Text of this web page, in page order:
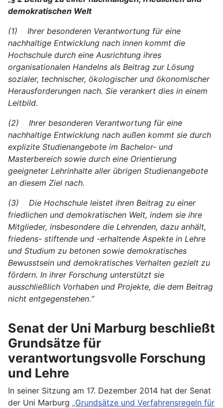
demokratischen Welt
(1) Ihrer besonderen Verantwortung für eine
nachhaltige Entwicklung nach innen kommt die
Hochschule durch eine Ausrichtung ihres
organisationalen Handelns als Beitrag zur Lösung
sozialer, technischer, ökologischer und ökonomischer
Herausforderungen nach. Sie verankert dies in einem
Leitbild.
(2) Ihrer besonderen Verantwortung für eine
nachhaltige Entwicklung nach außen kommt sie durch
explizite Studienangebote im Bachelor- und
Masterbereich sowie durch eine Orientierung
geeigneter Lehrinhalte aller übrigen Studienangebote
an diesem Ziel nach.
(3) Die Hochschule leistet ihren Beitrag zu einer
friedlichen und demokratischen Welt, indem sie ihre
Mitglieder, insbesondere die Lehrenden, dazu anhält,
friedens- stiftende und -erhaltende Aspekte in Lehre
und Studium zu betonen sowie demokratisches
Bewusstsein und demokratisches Verhalten gezielt zu
fördern. In ihrer Forschung unterstützt sie
ausschließlich Vorhaben und Projekte, die dem Beitrag
nicht entgegenstehen.“
Senat der Uni Marburg beschließt
Grundsätze für
verantwortungsvolle Forschung
und Lehre
In seiner Sitzung am 17. Dezember 2014 hat der Senat
der Uni Marburg „Grundsätze und Verfahrensregeln für